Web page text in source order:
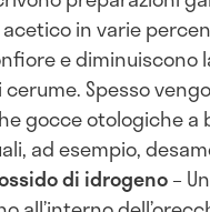
in varie
e diminuiscono
Spesso
gocce otologiche a
ad esempio,
di idrogeno–